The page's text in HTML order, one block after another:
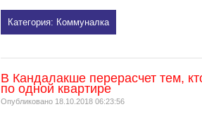
Категория: Коммуналка
В Кандалакше перерасчет тем,
по одной квартире
Опубликовано 18.10.2018 06:23:56